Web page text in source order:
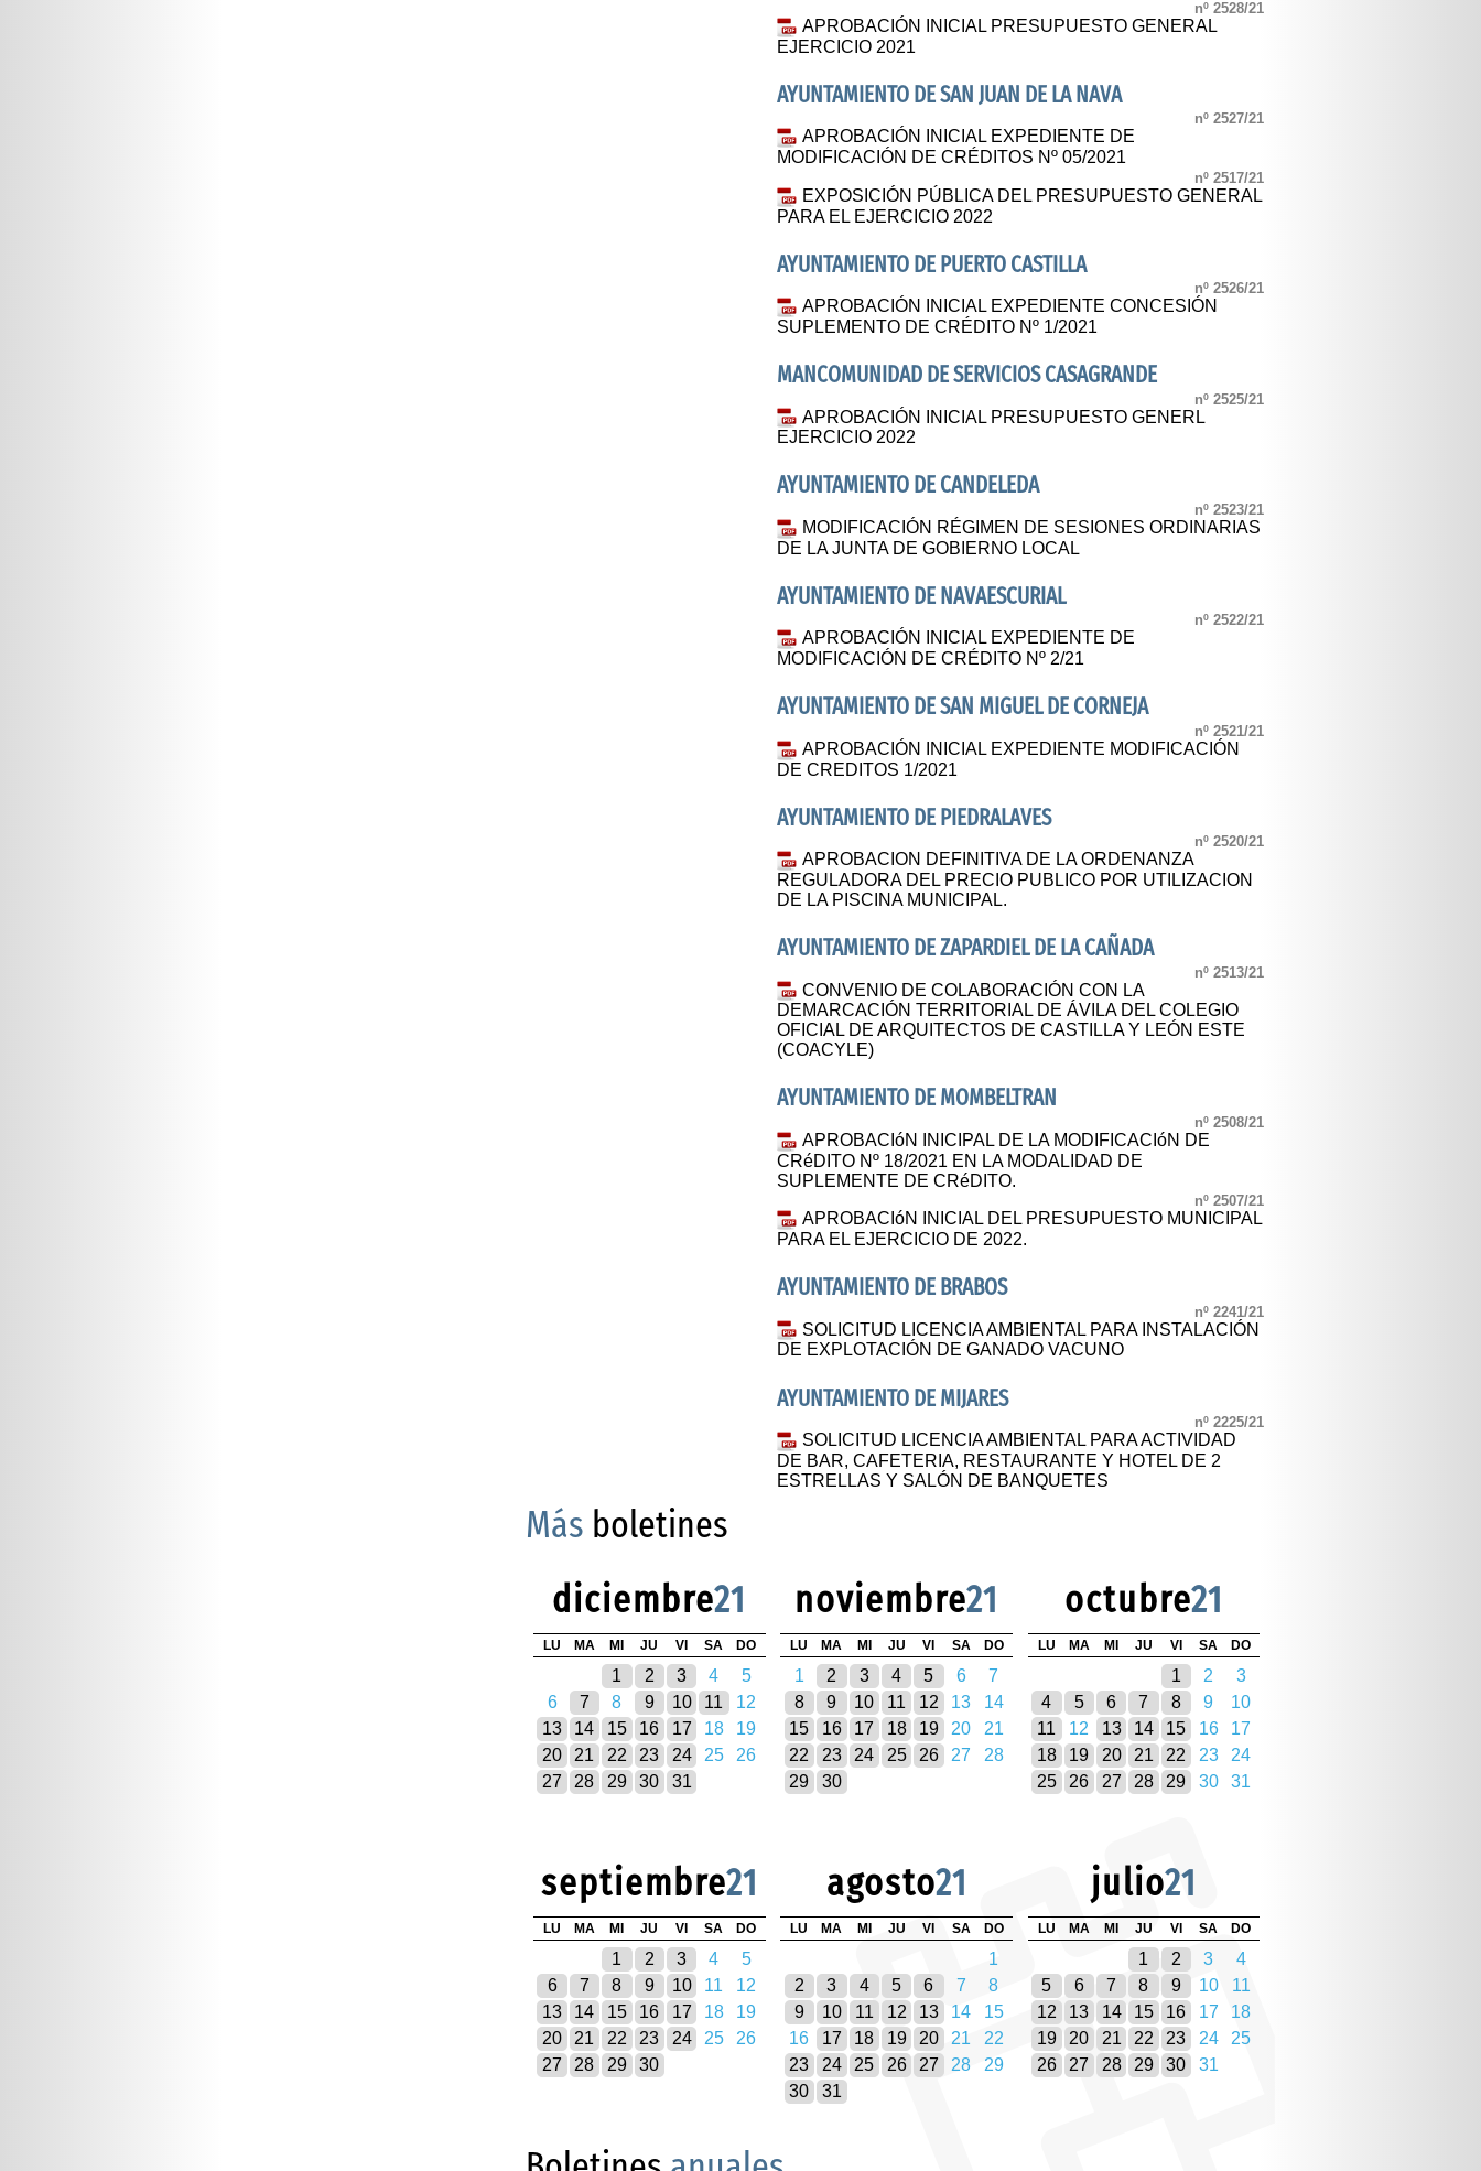
nº 2528/21
APROBACIÓN INICIAL PRESUPUESTO GENERAL
EJERCICIO 2021
AYUNTAMIENTO DE SAN JUAN DE LA NAVA
nº 2527/21
APROBACIÓN INICIAL EXPEDIENTE DE
MODIFICACIÓN DE CRÉDITOS Nº 05/2021
nº 2517/21
EXPOSICIÓN PÚBLICA DEL PRESUPUESTO GENERAL
PARA EL EJERCICIO 2022
AYUNTAMIENTO DE PUERTO CASTILLA
nº 2526/21
APROBACIÓN INICIAL EXPEDIENTE CONCESIÓN
SUPLEMENTO DE CRÉDITO Nº 1/2021
MANCOMUNIDAD DE SERVICIOS CASAGRANDE
nº 2525/21
APROBACIÓN INICIAL PRESUPUESTO GENERL
EJERCICIO 2022
AYUNTAMIENTO DE CANDELEDA
nº 2523/21
MODIFICACIÓN RÉGIMEN DE SESIONES ORDINARIAS
DE LA JUNTA DE GOBIERNO LOCAL
AYUNTAMIENTO DE NAVAESCURIAL
nº 2522/21
APROBACIÓN INICIAL EXPEDIENTE DE
MODIFICACIÓN DE CRÉDITO Nº 2/21
AYUNTAMIENTO DE SAN MIGUEL DE CORNEJA
nº 2521/21
APROBACIÓN INICIAL EXPEDIENTE MODIFICACIÓN
DE CREDITOS 1/2021
AYUNTAMIENTO DE PIEDRALAVES
nº 2520/21
APROBACION DEFINITIVA DE LA ORDENANZA
REGULADORA DEL PRECIO PUBLICO POR UTILIZACION
DE LA PISCINA MUNICIPAL.
AYUNTAMIENTO DE ZAPARDIEL DE LA CAÑADA
nº 2513/21
CONVENIO DE COLABORACIÓN CON LA
DEMARCACIÓN TERRITORIAL DE ÁVILA DEL COLEGIO
OFICIAL DE ARQUITECTOS DE CASTILLA Y LEÓN ESTE
(COACYLE)
AYUNTAMIENTO DE MOMBELTRAN
nº 2508/21
APROBACIóN INICIPAL DE LA MODIFICACIóN DE
CRéDITO Nº 18/2021 EN LA MODALIDAD DE
SUPLEMENTE DE CRéDITO.
nº 2507/21
APROBACIóN INICIAL DEL PRESUPUESTO MUNICIPAL
PARA EL EJERCICIO DE 2022.
AYUNTAMIENTO DE BRABOS
nº 2241/21
SOLICITUD LICENCIA AMBIENTAL PARA INSTALACIÓN
DE EXPLOTACIÓN DE GANADO VACUNO
AYUNTAMIENTO DE MIJARES
nº 2225/21
SOLICITUD LICENCIA AMBIENTAL PARA ACTIVIDAD
DE BAR, CAFETERIA, RESTAURANTE Y HOTEL DE 2
ESTRELLAS Y SALÓN DE BANQUETES
Más boletines
diciembre21
LU MA MI JU VI SA DO
1 2 3 4
5
6
7 8 9 10 11
12
13
14 15 16 17 18
19
20
21 22 23 24 25
26
27
28 29 30 31
noviembre21
LU MA MI JU VI SA DO
1 2 3 4 5 6
7
8
9 10 11 12 13
14
15
16 17 18 19 20
21
22
23 24 25 26 27
28
29
30
octubre21
LU MA MI JU VI SA DO
1 2
3
4
5 6 7 8 9
10
11
12 13 14 15 16
17
18
19 20 21 22 23
24
25
26 27 28 29 30 31
septiembre21
LU MA MI JU VI SA DO
1 2 3 4
5
6
7 8 9 10 11
12
13
14 15 16 17 18
19
20
21 22 23 24 25
26
27
28 29 30
agosto21
LU MA MI JU VI SA DO
1
2
3 4 5 6 7
8
9
10 11 12 13 14
15
16
17 18 19 20 21
22
23
24 25 26 27 28
29
30
31
julio21
LU MA MI JU VI SA DO
1 2 3
4
5
6 7 8 9 10
11
12
13 14 15 16 17
18
19
20 21 22 23 24
25
26
27 28 29 30 31